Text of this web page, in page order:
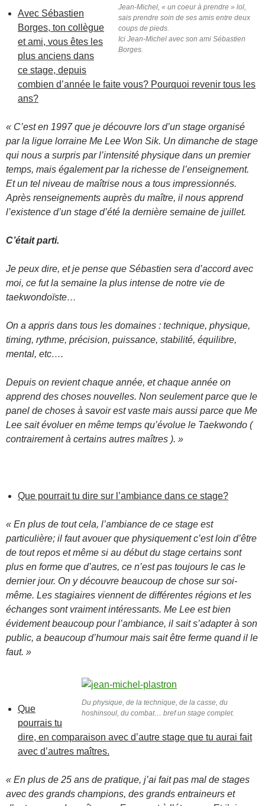
Jean-Michel, « un coeur à prendre » lol,
sais prendre soin de ses amis entre deux
coups de pieds.
Ici Jean-Michel avec son ami Sébastien
Borges.
Avec Sébastien
Borges, ton collègue
et ami, vous êtes les
plus anciens dans
ce stage, depuis
combien d’année le faite vous? Pourquoi revenir tous les
ans?
« C’est en 1997 que je découvre lors d’un stage organisé
par la ligue lorraine Me Lee Won Sik. Un dimanche de stage
qui nous a surpris par l’intensité physique dans un premier
temps, mais également par la richesse de l’enseignement.
Et un tel niveau de maîtrise nous a tous impressionnés.
Après renseignements auprès du maître, il nous apprend
l’existence d’un stage d’été la dernière semaine de juillet.
C’était parti.
Je peux dire, et je pense que Sébastien sera d’accord avec
moi, ce fut la semaine la plus intense de notre vie de
taekwondoïste…
On a appris dans tous les domaines : technique, physique,
timing, rythme, précision, puissance, stabilité, équilibre,
mental, etc….
Depuis on revient chaque année, et chaque année on
apprend des choses nouvelles. Non seulement parce que le
panel de choses à savoir est vaste mais aussi parce que Me
Lee sait évoluer en même temps qu’évolue le Taekwondo (
contrairement à certains autres maîtres ). »
Que pourrait tu dire sur l’ambiance dans ce stage?
« En plus de tout cela, l’ambiance de ce stage est
particulière; il faut avouer que physiquement c’est loin d’être
de tout repos et même si au début du stage certains sont
plus en forme que d’autres, ce n’est pas toujours le cas le
dernier jour. On y découvre beaucoup de chose sur soi-
même. Les stagiaires viennent de différentes régions et les
échanges sont vraiment intéressants. Me Lee est bien
évidement beaucoup pour l’ambiance, il sait s’adapter à son
public, a beaucoup d’humour mais sait être ferme quand il le
faut. »
Du physique, de la technique, de la casse, du
hoshinsoul, du combat… bref un stage complet.
Que
pourrais tu
dire, en comparaison avec d’autre stage que tu aurai fait
avec d’autres maîtres.
« En plus de 25 ans de pratique, j’ai fait pas mal de stages
avec des grands champions, des grands entraineurs et